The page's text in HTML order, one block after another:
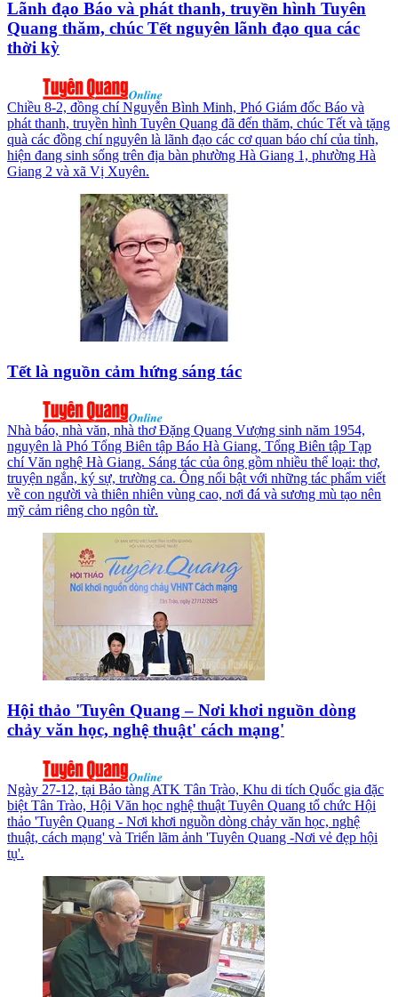
Lãnh đạo Báo và phát thanh, truyền hình Tuyên
Quang thăm, chúc Tết nguyên lãnh đạo qua các
thời kỳ
Chiều 8-2, đồng chí Nguyễn Bình Minh, Phó Giám đốc Báo và
phát thanh, truyền hình Tuyên Quang đã đến thăm, chúc Tết và tặng
quà các đồng chí nguyên là lãnh đạo các cơ quan báo chí của tỉnh,
hiện đang sinh sống trên địa bàn phường Hà Giang 1, phường Hà
Giang 2 và xã Vị Xuyên.
Tết là nguồn cảm hứng sáng tác
Nhà báo, nhà văn, nhà thơ Đặng Quang Vượng sinh năm 1954,
nguyên là Phó Tổng Biên tập Báo Hà Giang, Tổng Biên tập Tạp
chí Văn nghệ Hà Giang. Sáng tác của ông gồm nhiều thể loại: thơ,
truyện ngắn, ký sự, trường ca. Ông nổi bật với những tác phẩm viết
về con người và thiên nhiên vùng cao, nơi đá và sương mù tạo nên
mỹ cảm riêng cho ngôn từ.
Hội thảo 'Tuyên Quang – Nơi khơi nguồn dòng
chảy văn học, nghệ thuật' cách mạng'
Ngày 27-12, tại Bảo tàng ATK Tân Trào, Khu di tích Quốc gia đặc
biệt Tân Trào, Hội Văn học nghệ thuật Tuyên Quang tổ chức Hội
thảo 'Tuyên Quang - Nơi khơi nguồn dòng chảy văn học, nghệ
thuật, cách mạng' và Triển lãm ảnh 'Tuyên Quang -Nơi vẻ đẹp hội
tụ'.